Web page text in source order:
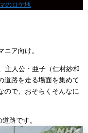
のロケ地
ア向け。
主人公・亜子（仁村紗和
道路を走る場面を集めて
ので、おそらくそんなに
路です。